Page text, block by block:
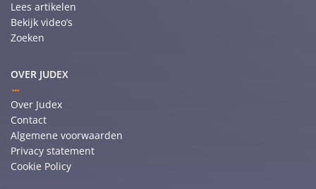
Lees artikelen
Bekijk video’s
Zoeken
OVER JUDEX
Over Judex
Contact
Algemene voorwaarden
Privacy statement
Cookie Policy